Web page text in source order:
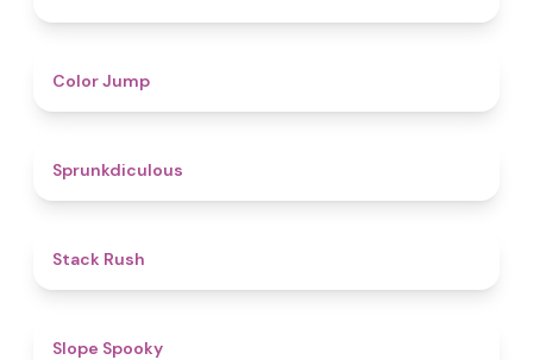
Color Jump
Sprunkdiculous
Stack Rush
Slope Spooky